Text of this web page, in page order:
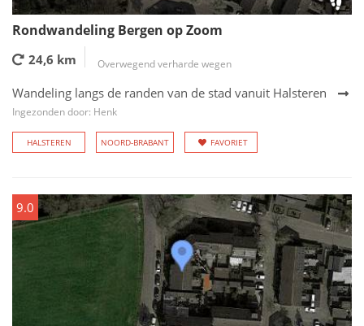
Rondwandeling Bergen op Zoom
24,6 km Overwegend verharde wegen
Wandeling langs de randen van de stad vanuit Halsteren
Ingezonden door: Henk
HALSTEREN NOORD-BRABANT FAVORIET
9.0